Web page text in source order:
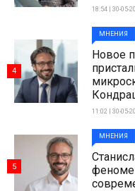
18:54 | 30-05-
МНЕНИЯ
Новое
11:02 | 30-05-
4
МНЕНИЯ
5